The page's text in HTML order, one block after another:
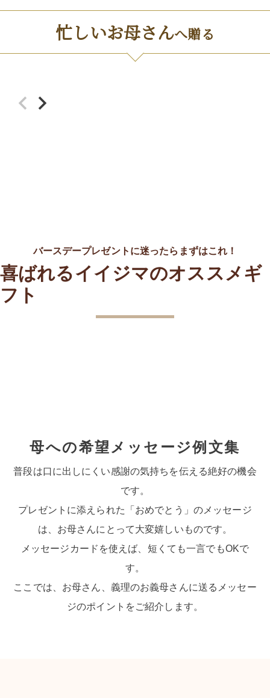
忙しいお母さんへ贈る
バースデープレゼントに迷ったらまずはこれ！
喜ばれるイイジマのオススメギ
フト
母への希望メッセージ例文集
普段は口に出しにくい感謝の気持ちを伝える絶好の機会
です。
プレゼントに添えられた「おめでとう」のメッセージ
は、お母さんにとって大変嬉しいものです。
メッセージカードを使えば、短くても一言でもOKで
す。
ここでは、お母さん、義理のお義母さんに送るメッセー
ジのポイントをご紹介します。